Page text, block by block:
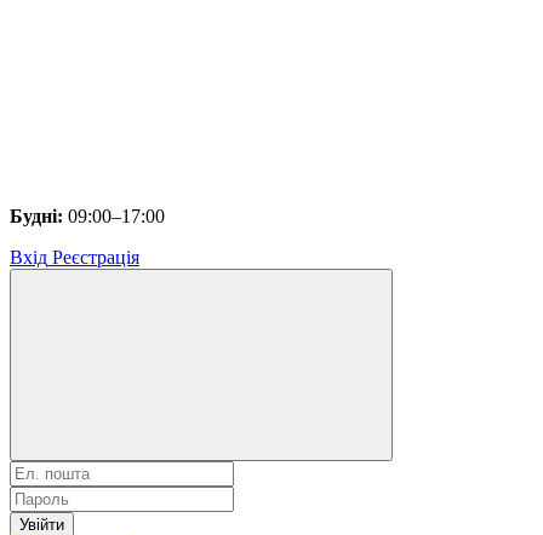
Будні: 09:00–17:00
Вхід Реєстрація
Увійти